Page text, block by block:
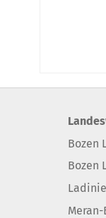
Bozen
Bozen